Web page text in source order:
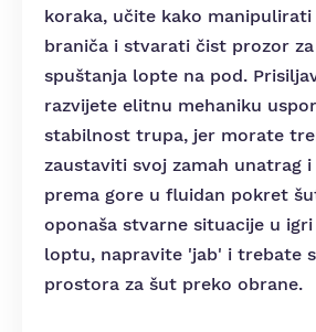
koraka, učite kako
braniča i stvarati čist prozor
spuštanja lopte na pod.
razvijete elitnu mehaniku
stabilnost trupa, jer morate
zaustaviti svoj zamah unatrag
prema gore u fluidan pokret
oponaša stvarne situacije u
loptu, napravite 'jab' i trebate
prostora za šut preko obrane.